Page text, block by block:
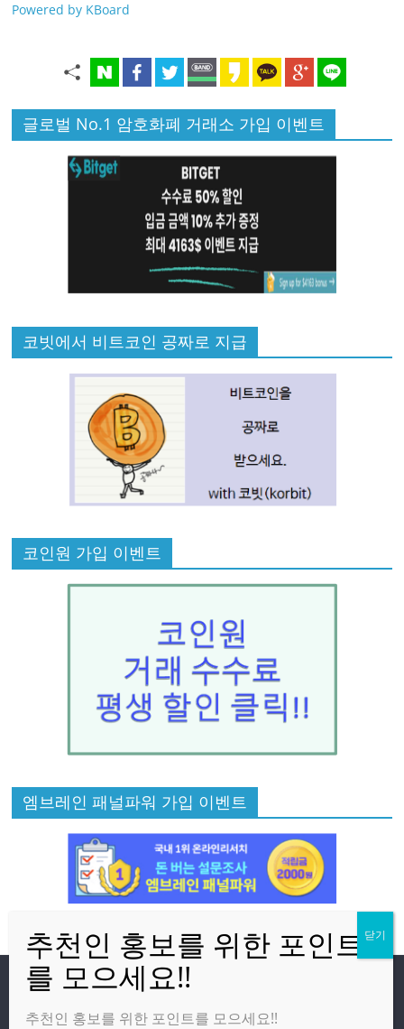
Powered by KBoard
글로벌 No.1 암호화폐 거래소 가입 이벤트
코빗에서 비트코인 공짜로 지급
코인원 가입 이벤트
엠브레인 패널파워 가입 이벤트
방문자
추천인 홍보를 위한 포인트를 모으세요!!